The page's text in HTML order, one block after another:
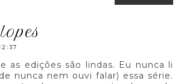
as edições são lindas. Eu nunca li
nunca nem ouvi falar) essa série.